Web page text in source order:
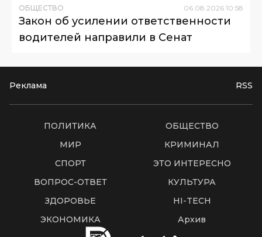
ОБЩЕСТВО 06.08.2026 10:58
Закон об усилении ответственности
водителей направили в Сенат
Реклама RSS
ПОЛИТИКА
ОБЩЕСТВО
МИР
КРИМИНАЛ
СПОРТ
ЭТО ИНТЕРЕСНО
ВОПРОС-ОТВЕТ
КУЛЬТУРА
ЗДОРОВЬЕ
HI-TECH
ЭКОНОМИКА
Архив